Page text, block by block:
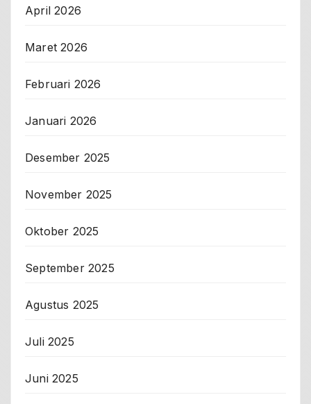
April 2026
Maret 2026
Februari 2026
Januari 2026
Desember 2025
November 2025
Oktober 2025
September 2025
Agustus 2025
Juli 2025
Juni 2025